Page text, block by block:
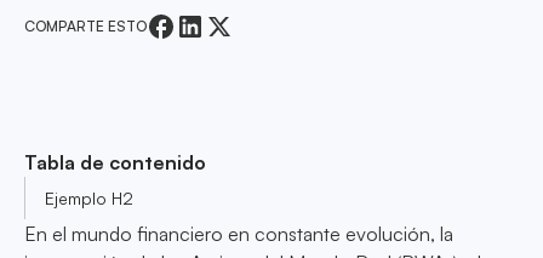
COMPARTE ESTO
Tabla de contenido
Ejemplo H2
En el mundo financiero en constante evolución, la